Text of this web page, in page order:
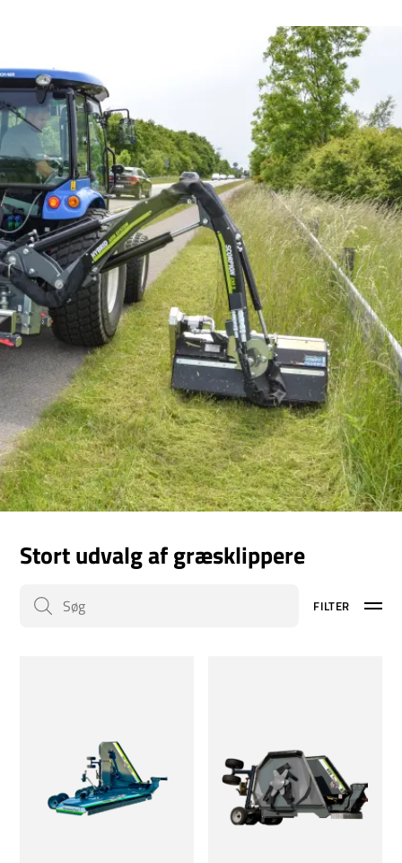
Stort udvalg af græsklippere
FILTER